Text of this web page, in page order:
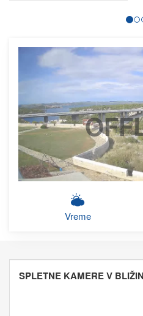
Vreme
SPLETNE KAMERE V